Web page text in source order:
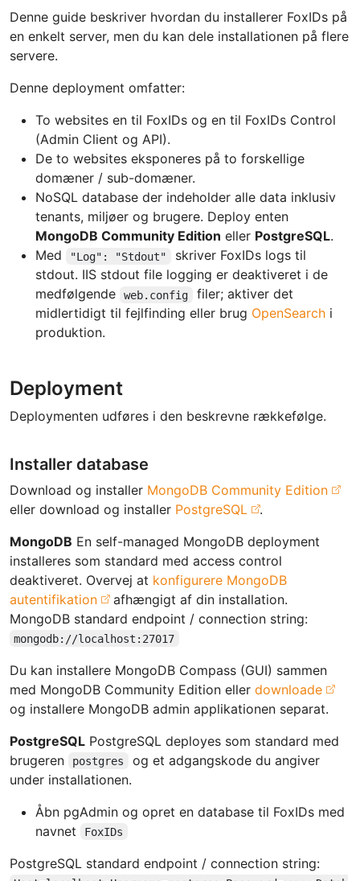
Denne guide beskriver hvordan du installerer FoxIDs på
en enkelt server, men du kan dele installationen på flere
servere.
Denne deployment omfatter:
To websites en til FoxIDs og en til FoxIDs Control
(Admin Client og API).
De to websites eksponeres på to forskellige
domæner / sub-domæner.
NoSQL database der indeholder alle data inklusiv
tenants, miljøer og brugere. Deploy enten
MongoDB Community Edition eller PostgreSQL.
Med
"Log": "Stdout"
skriver FoxIDs logs til
stdout. IIS stdout file logging er deaktiveret i de
medfølgende
web.config
filer; aktiver det
midlertidigt til fejlfinding eller brug OpenSearch i
produktion.
Deployment
Deploymenten udføres i den beskrevne rækkefølge.
Installer database
Download og installer MongoDB Community Edition
eller download og installer PostgreSQL
.
MongoDB En self-managed MongoDB deployment
installeres som standard med access control
deaktiveret. Overvej at konfigurere MongoDB
autentifikation
afhængigt af din installation.
MongoDB standard endpoint / connection string:
mongodb://localhost:27017
Du kan installere MongoDB Compass (GUI) sammen
med MongoDB Community Edition eller downloade
og installere MongoDB admin applikationen separat.
PostgreSQL PostgreSQL deployes som standard med
brugeren
postgres
og et adgangskode du angiver
under installationen.
Åbn pgAdmin og opret en database til FoxIDs med
navnet
FoxIDs
PostgreSQL standard endpoint / connection string: